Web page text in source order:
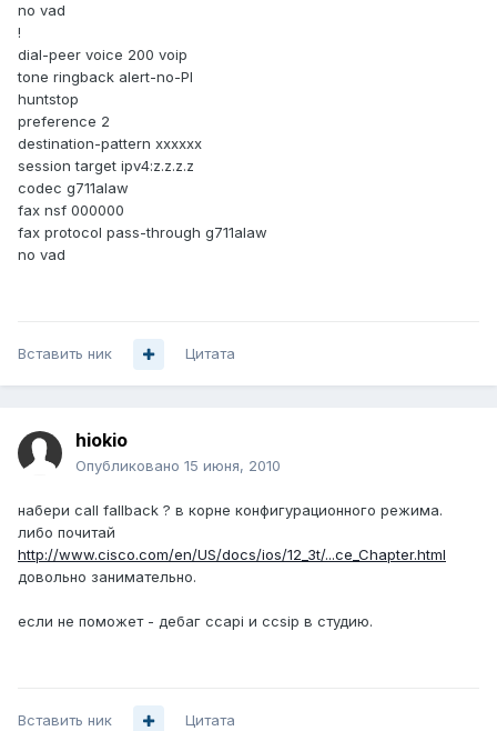
no vad
!
dial-peer voice 200 voip
tone ringback alert-no-PI
huntstop
preference 2
destination-pattern xxxxxx
session target ipv4:z.z.z.z
codec g711alaw
fax nsf 000000
fax protocol pass-through g711alaw
no vad
Вставить ник Цитата
hiokio
Опубликовано 15 июня, 2010
набери call fallback ? в корне конфигурационного режима.
либо почитай
http://www.cisco.com/en/US/docs/ios/12_3t/...ce_Chapter.html
довольно занимательно.
если не поможет - дебаг ccapi и ccsip в студию.
Вставить ник Цитата